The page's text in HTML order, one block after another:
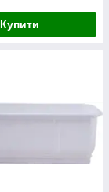
Купити